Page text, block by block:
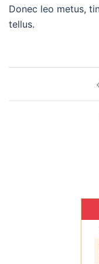
Donec leo metus,
tellus.